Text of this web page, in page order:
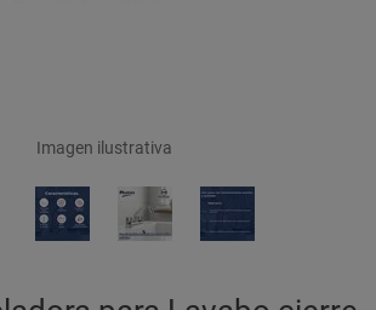
Imagen ilustrativa